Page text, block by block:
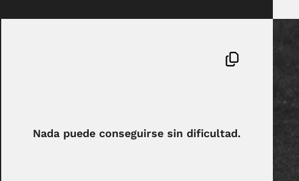
Nada puede conseguirse sin dificultad.